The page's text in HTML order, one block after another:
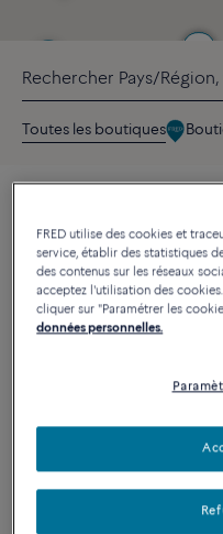
Toutes les boutiques
FRED Rue de
BOUTIQUE
14 rue de la Paix , 75002
+33 1 42 86 60 60
Horaires d’ouverture de la
Détails de la boutique
FRED utilise des cookies et
service, établir des statistiques
des contenus sur les réseaux
acceptez l'utilisation des
cliquer sur "Paramétrer les
données personnelles.